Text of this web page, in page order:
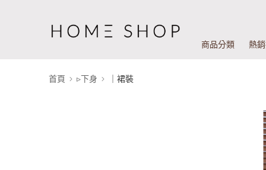
商品分類 熱
首頁 ▹下身 ｜裙裝